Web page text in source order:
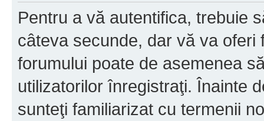
Pentru a vă autentifica, trebuie
câteva secunde, dar vă va oferi
forumului poate de asemenea
utilizatorilor înregistraţi. Înainte
sunteţi familiarizat cu termenii